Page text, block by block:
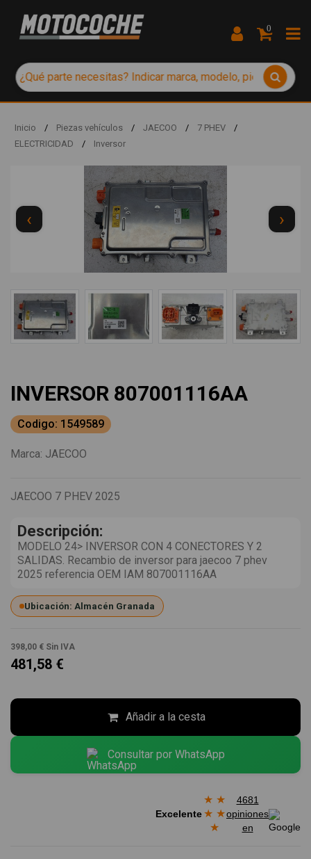
0
Inicio / Piezas vehículos / JAECOO / 7 PHEV
/
ELECTRICIDAD
/ Inversor
‹ ›
INVERSOR 807001116AA
Codigo: 1549589
Marca: JAECOO
JAECOO 7 PHEV 2025
Descripción:
MODELO 24> INVERSOR CON 4 CONECTORES Y 2
SALIDAS. Recambio de inversor para jaecoo 7 phev
2025 referencia OEM IAM 807001116AA
Ubicación: Almacén Granada
398,00 € Sin IVA
481,58 €
Añadir a la cesta
Consultar por WhatsApp
Excelente
★ ★
★ ★
★
4681
opiniones
en